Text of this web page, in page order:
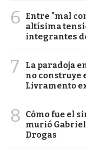
6
Entre "mal
altísima
integrantes
7
La paradoja
no construye
Livramento
8
Cómo fue el
murió
Drogas